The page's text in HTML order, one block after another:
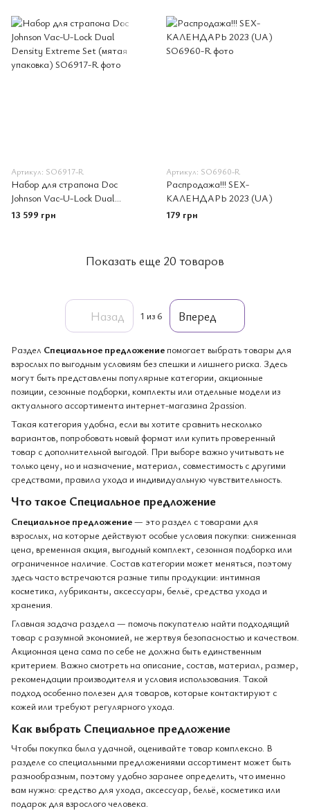
Артикул: SO6917-R
Набор для страпона Doc
Johnson Vac-U-Lock Dual
Density Extreme Set (мятая
упаковка)
13 599 грн
Артикул: SO6960-R
Распродажа!!! SEX-
КАЛЕНДАРЬ 2023 (UA)
179 грн
Показать еще 20 товаров
Назад 1 из 6 Вперед
Раздел Специальное предложение помогает выбрать товары для
взрослых по выгодным условиям без спешки и лишнего риска. Здесь
могут быть представлены популярные категории, акционные
позиции, сезонные подборки, комплекты или отдельные модели из
актуального ассортимента интернет-магазина 2passion.
Такая категория удобна, если вы хотите сравнить несколько
вариантов, попробовать новый формат или купить проверенный
товар с дополнительной выгодой. При выборе важно учитывать не
только цену, но и назначение, материал, совместимость с другими
средствами, правила ухода и индивидуальную чувствительность.
Что такое Специальное предложение
Специальное предложение— это раздел с товарами для
взрослых, на которые действуют особые условия покупки: сниженная
цена, временная акция, выгодный комплект, сезонная подборка или
ограниченное наличие. Состав категории может меняться, поэтому
здесь часто встречаются разные типы продукции: интимная
косметика, лубриканты, аксессуары, бельё, средства ухода и
хранения.
Главная задача раздела — помочь покупателю найти подходящий
товар с разумной экономией, не жертвуя безопасностью и качеством.
Акционная цена сама по себе не должна быть единственным
критерием. Важно смотреть на описание, состав, материал, размер,
рекомендации производителя и условия использования. Такой
подход особенно полезен для товаров, которые контактируют с
кожей или требуют регулярного ухода.
Как выбрать Специальное предложение
Чтобы покупка была удачной, оценивайте товар комплексно. В
разделе со специальными предложениями ассортимент может быть
разнообразным, поэтому удобно заранее определить, что именно
вам нужно: средство для ухода, аксессуар, бельё, косметика или
подарок для взрослого человека.